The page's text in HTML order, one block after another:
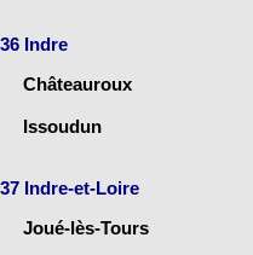
36 Indre
Châteauroux
Issoudun
37 Indre-et-Loire
Joué-lès-Tours